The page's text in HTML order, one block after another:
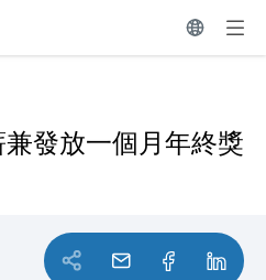
發放一個月年終獎